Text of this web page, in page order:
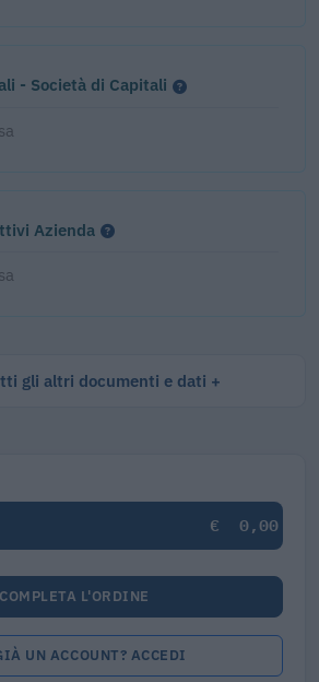
- Società di Capitali
Azienda
gli altri documenti e dati
€ 0,00
COMPLETA L'ORDINE
UN ACCOUNT? ACCEDI